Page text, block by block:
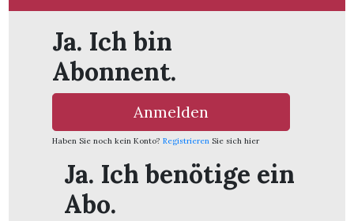
Ja. Ich bin
Abonnent.
Anmelden
Haben Sie noch kein Konto? Registrieren Sie sich hier
Ja. Ich benötige ein
Abo.